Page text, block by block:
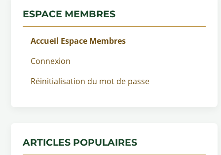
ESPACE MEMBRES
Accueil Espace Membres
Connexion
Réinitialisation du mot de passe
ARTICLES POPULAIRES